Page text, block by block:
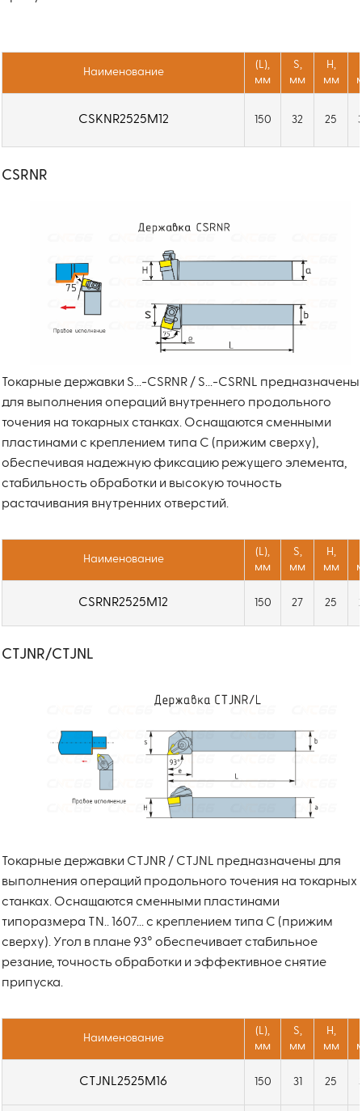
Наименование
(L),
мм
S,
мм
H,
мм
CSKNR2525M12 150 32 25
CSRNR
Токарные державки S...-CSRNR / S...-CSRNL предназначены
для выполнения операций внутреннего продольного
точения на токарных станках. Оснащаются сменными
пластинами с креплением типа C (прижим сверху),
обеспечивая надежную фиксацию режущего элемента,
стабильность обработки и высокую точность
растачивания внутренних отверстий.
Наименование
(L),
мм
S,
мм
H,
мм
CSRNR2525M12 150 27 25
CTJNR/CTJNL
Токарные державки CTJNR / CTJNL предназначены для
выполнения операций продольного точения на токарных
станках. Оснащаются сменными пластинами
типоразмера TN.. 1607... с креплением типа C (прижим
сверху). Угол в плане 93° обеспечивает стабильное
резание, точность обработки и эффективное снятие
припуска.
Наименование
(L),
мм
S,
мм
H,
мм
CTJNL2525M16 150 31 25